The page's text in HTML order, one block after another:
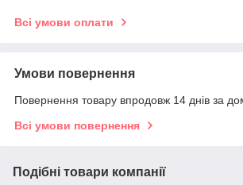
Всі умови оплати
Умови повернення
Повернення товару впродовж 14 днів за
Всі умови повернення
Подібні товари компанії